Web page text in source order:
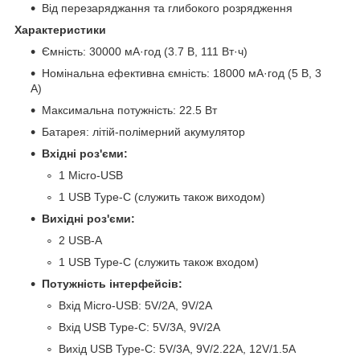
Від перезаряджання та глибокого розрядження
Характеристики
Ємність: 30000 мА·год (3.7 В, 111 Вт·ч)
Номінальна ефективна ємність: 18000 мА·год (5 В, 3
А)
Максимальна потужність: 22.5 Вт
Батарея: літій-полімерний акумулятор
Вхідні роз'єми:
1 Micro-USB
1 USB Type-C (служить також виходом)
Вихідні роз'єми:
2 USB-А
1 USB Type-C (служить також входом)
Потужність інтерфейсів:
Вхід Micro-USB: 5V/2A, 9V/2A
Вхід USB Type-C: 5V/3A, 9V/2A
Вихід USB Type-C: 5V/3A, 9V/2.22A, 12V/1.5A